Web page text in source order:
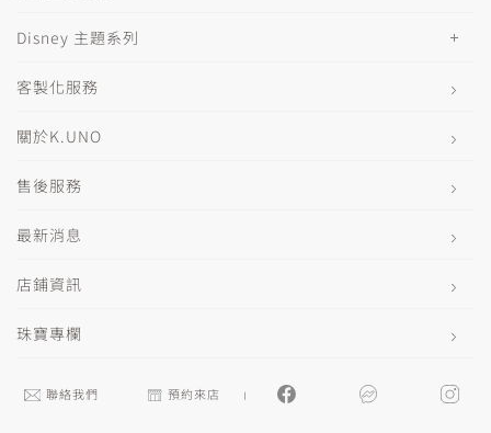
Disney 主題系列
客製化服務
關於K.UNO
售後服務
最新消息
店鋪資訊
珠寶專欄
聯絡我們 預約來店